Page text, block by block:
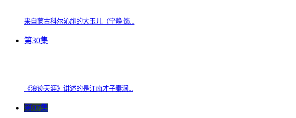
来自蒙古科尔沁旗的大玉儿（宁静 饰...
第30集
《浪迹天涯》讲述的是江南才子秦涧...
第07集